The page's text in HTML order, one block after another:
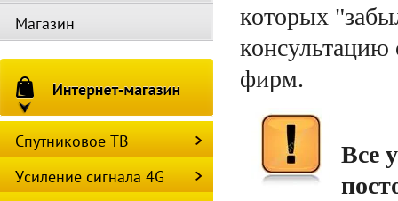
которых
фирм.
Все
Магазин
Спутниковое ТВ
Усиление сигнала 4G